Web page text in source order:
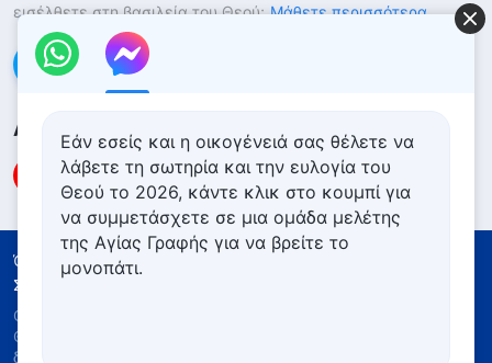
εισέλθετε στη βασιλεία του Θεού; Μάθετε περισσότερα
Επικοινωνήστε μαζί μας μέσω Messenger
Ακολουθήστε μας
Όροι Χρήσης
Πολιτική απορρήτου
Συντελεστές
Copyright © 2026
Θεού
δικαιώματος.
Εάν εσείς και η οικογένειά σας θέλετε να
λάβετε τη σωτηρία και την ευλογία του
Θεού το 2026, κάντε κλικ στο κουμπί για
να συμμετάσχετε σε μια ομάδα μελέτης
της Αγίας Γραφής για να βρείτε το
μονοπάτι.